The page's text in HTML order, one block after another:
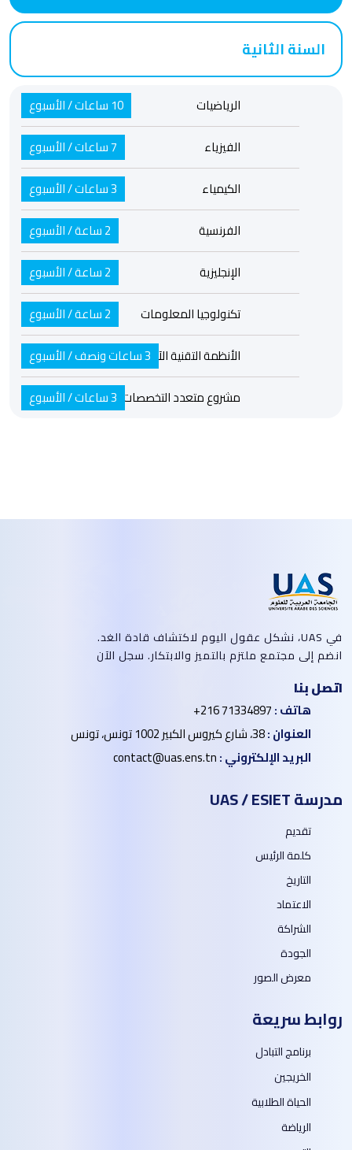
السنة الثانية
الرياضيات
10 ساعات / الأسبوع
الفيزياء
7 ساعات / الأسبوع
الكيمياء
3 ساعات / الأسبوع
الفرنسية
2 ساعة / الأسبوع
الإنجليزية
2 ساعة / الأسبوع
تكنولوجيا المعلومات
2 ساعة / الأسبوع
الأنظمة التقنية الآلية (STA)
3 ساعات ونصف / الأسبوع
مشروع متعدد التخصصات 3 ساعات / الأسبوع
في UAS، نشكل عقول اليوم لاكتشاف قادة الغد.
انضم إلى مجتمع ملتزم بالتميز والابتكار. سجل الآن
اتصل بنا
هاتف :+216 71334897
العنوان :
البريد الإلكتروني :
مدرسة UAS / ESIET
تقديم
كلمة الرئيس
التاريخ
الاعتماد
الشراكة
الجودة
معرض الصور
روابط سريعة
برنامج التبادل
الخريجين
الحياة الطلابية
الرياضة